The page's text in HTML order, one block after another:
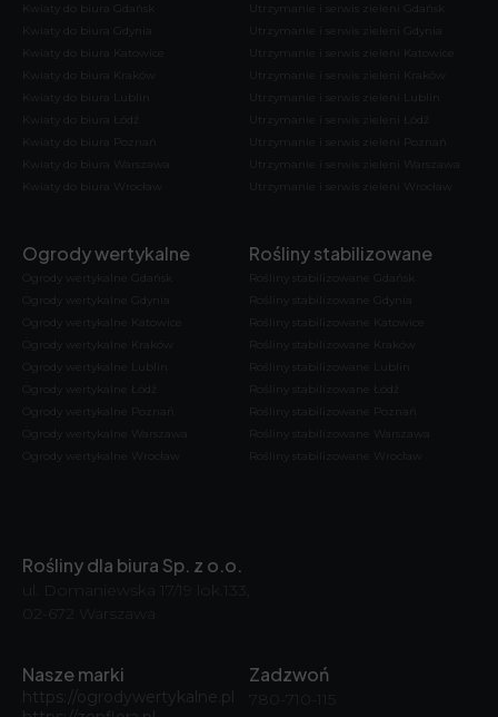
Kwiaty do biura Gdańsk
Kwiaty do biura Gdynia
Kwiaty do biura Katowice
Kwiaty do biura Kraków
Kwiaty do biura Lublin
Kwiaty do biura Łódź
Kwiaty do biura Poznań
Kwiaty do biura Warszawa
Kwiaty do biura Wrocław
Utrzymanie i serwis zieleni Gdańsk
Utrzymanie i serwis zieleni Gdynia
Utrzymanie i serwis zieleni Katowice
Utrzymanie i serwis zieleni Kraków
Utrzymanie i serwis zieleni Lublin
Utrzymanie i serwis zieleni Łódź
Utrzymanie i serwis zieleni Poznań
Utrzymanie i serwis zieleni Warszawa
Utrzymanie i serwis zieleni Wrocław
Ogrody wertykalne
Ogrody wertykalne Gdańsk
Ogrody wertykalne Gdynia
Ogrody wertykalne Katowice
Ogrody wertykalne Kraków
Ogrody wertykalne Lublin
Ogrody wertykalne Łódź
Ogrody wertykalne Poznań
Ogrody wertykalne Warszawa
Ogrody wertykalne Wrocław
Rośliny stabilizowane
Rośliny stabilizowane Gdańsk
Rośliny stabilizowane Gdynia
Rośliny stabilizowane Katowice
Rośliny stabilizowane Kraków
Rośliny stabilizowane Lublin
Rośliny stabilizowane Łódź
Rośliny stabilizowane Poznań
Rośliny stabilizowane Warszawa
Rośliny stabilizowane Wrocław
Rośliny dla biura Sp. z o.o.
ul. Domaniewska 17/19 lok.133,
02-672 Warszawa
Nasze marki
https://ogrodywertykalne.pl
Zadzwoń
780-710-115